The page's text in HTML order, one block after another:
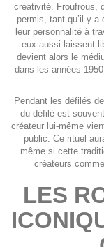
créativité. Froufrous,
permis, tant qu’il y a
leur personnalité à
eux-aussi laissent
devient alors le
dans les années
Pendant les défilés
du défilé est
créateur lui-même
public. Ce rituel
même si cette
créateurs
LES